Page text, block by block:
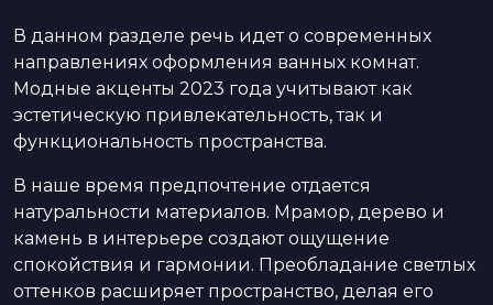
В данном разделе речь идет о современных
направлениях оформления ванных комнат.
Модные акценты 2023 года учитывают как
эстетическую привлекательность, так и
функциональность пространства.
В наше время предпочтение отдается
натуральности материалов. Мрамор, дерево и
камень в интерьере создают ощущение
спокойствия и гармонии. Преобладание светлых
оттенков расширяет пространство, делая его